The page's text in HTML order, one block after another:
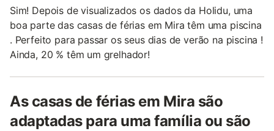
Sim! Depois de visualizados os dados da Holidu, uma
boa parte das casas de férias em Mira têm uma piscina
. Perfeito para passar os seus dias de verão na piscina !
Ainda, 20 % têm um grelhador!
As casas de férias em Mira são
adaptadas para uma família ou são